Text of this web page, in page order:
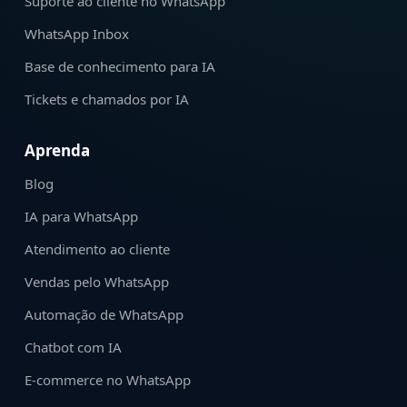
WhatsApp Inbox
Base de conhecimento para IA
Tickets e chamados por IA
Aprenda
Blog
IA para WhatsApp
Atendimento ao cliente
Vendas pelo WhatsApp
Automação de WhatsApp
Chatbot com IA
E-commerce no WhatsApp